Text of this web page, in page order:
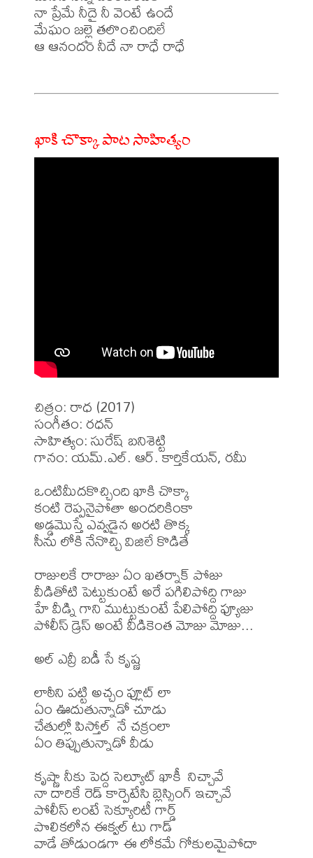
నా ప్రేమే నీదై నీ వెంటే ఉందే
మేఘం జల్లై తలొంచిందిలే
ఆ ఆనందం నీదే నా రాధే రాధే
ఖాకి చొక్కా పాట సాహిత్యం
చిత్రం: రాధ (2017)
సంగీతం: రధన్
సాహిత్యం: సురేష్ బనిశెట్టి
గానం: యమ్.ఎల్. ఆర్. కార్తికేయన్, రమీ
ఒంటిమీదకొచ్చింది ఖాకి చొక్కా
కంటి రెప్పనైపోతా అందరికింకా
అడ్డమొస్తే ఎవ్వడైన అరటి తొక్క
సీను లోకి నేనొచ్చి విజిలే కొడితే
రాజులకే రారాజు ఏం ఖతర్నాక్ పోజు
వీడితోటి పెట్టుకుంటే అరే పగిలిపోద్ది గాజు
హే వీడ్ని గాని ముట్టుకుంటే పేలిపోద్ది ఫ్యూజు
పోలీస్ డ్రెస్ అంటే వీడికెంత మోజు మోజు...
అల్ ఎవ్రీ బడీ సే కృష్ణ
లాఠీని పట్టి అచ్చం ఫ్లూట్ లా
ఏం ఊదుతున్నాడో చూడు
చేతుల్లో పిస్తోల్  నే చక్రంలా
ఏం తిప్పుతున్నాడో వీడు
కృష్ణా నీకు పెద్ద సెల్యూట్ ఖాకీ  నిచ్చావే
నా దారికే రెడ్ కార్పెటేసి బ్లెస్సింగ్ ఇచ్చావే
పోలీస్ లంటే సెక్యూరిటీ గార్డ్
పొలికలోన ఈక్వల్ టు గాడ్
వాడే తోడుండగా ఈ లోకమే గోకులమైపోదా